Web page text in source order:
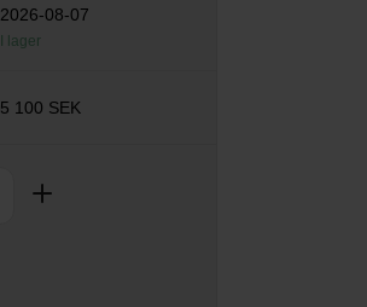
2026-08-07
I lager
5 100 SEK